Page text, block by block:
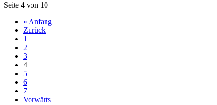
Seite 4 von 10
« Anfang
Zurück
1
2
3
4
5
6
7
Vorwärts